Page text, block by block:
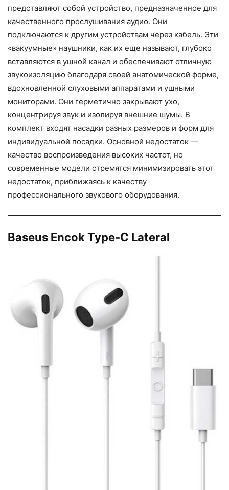
представляют собой устройство, предназначенное для
качественного прослушивания аудио. Они
подключаются к другим устройствам через кабель. Эти
«вакуумные» наушники, как их еще называют, глубоко
вставляются в ушной канал и обеспечивают отличную
звукоизоляцию благодаря своей анатомической форме,
вдохновленной слуховыми аппаратами и ушными
мониторами. Они герметично закрывают ухо,
концентрируя звук и изолируя внешние шумы. В
комплект входят насадки разных размеров и форм для
индивидуальной посадки. Основной недостаток —
качество воспроизведения высоких частот, но
современные модели стремятся минимизировать этот
недостаток, приближаясь к качеству
профессионального звукового оборудования.
Baseus Encok Type-C Lateral